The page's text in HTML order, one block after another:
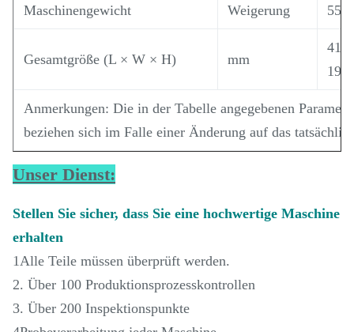
Maschinengewicht Weigerung
Gesamtgröße (L × W × H) mm
Anmerkungen: Die in der Tabelle angegebenen
beziehen sich im Falle einer Änderung auf das
Unser Dienst:
Stellen Sie sicher, dass Sie eine hochwertige Maschine
erhalten
1Alle Teile müssen überprüft werden.
2. Über 100 Produktionsprozesskontrollen
3. Über 200 Inspektionspunkte